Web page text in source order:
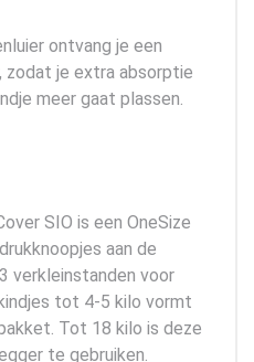
ontvang je een
zodat je extra absorptie
meer gaat plassen.
SIO is een OneSize
aan de
verkleinstanden voor
tot 4-5 kilo vormt
Tot 18 kilo is deze
te gebruiken.